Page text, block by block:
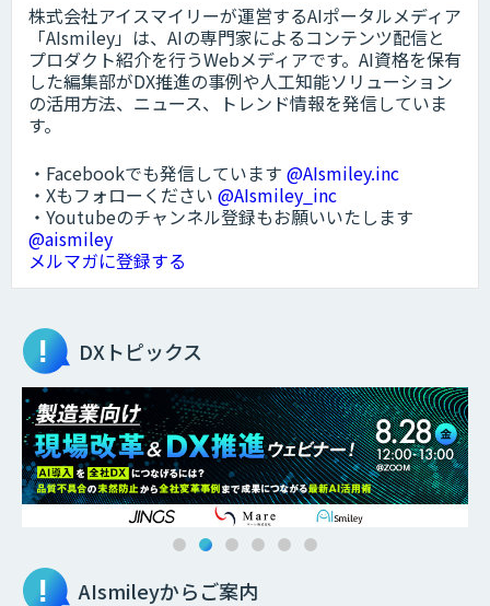
株式会社アイスマイリーが運営するAIポータルメディア
「AIsmiley」は、AIの専門家によるコンテンツ配信と
プロダクト紹介を行うWebメディアです。AI資格を保有
した編集部がDX推進の事例や人工知能ソリューション
の活用方法、ニュース、トレンド情報を発信していま
す。
・Facebookでも発信しています @AIsmiley.inc
・Xもフォローください @AIsmiley_inc
・Youtubeのチャンネル登録もお願いいたします
@aismiley
メルマガに登録する
DXトピックス
AIsmileyからご案内